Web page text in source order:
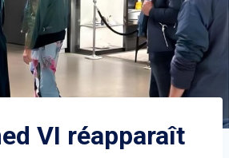
VI réapparaît